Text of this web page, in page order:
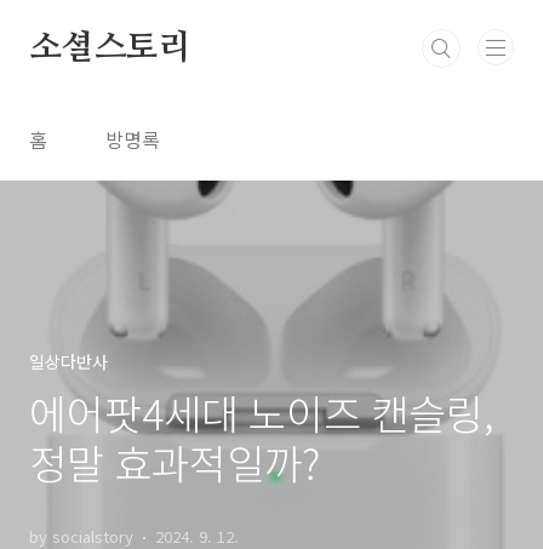
소셜스토리
홈 방명록
일상다반사
에어팟4세대 노이즈 캔슬링,
정말 효과적일까?
by socialstory 2024. 9. 12.